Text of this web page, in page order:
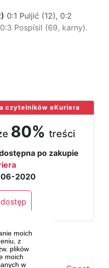
moich
z
plików
moich
w
0:1 Puljić (12), 0:2
Pospísil (69, karny).
czytelników eKuriera
80% treści
po zakupie
06-2020